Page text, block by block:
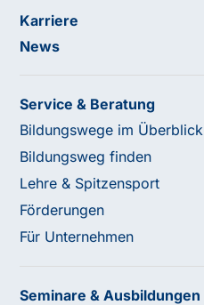
Karriere
News
Service & Beratung
Bildungswege im Überblick
Bildungsweg finden
Lehre & Spitzensport
Förderungen
Für Unternehmen
Seminare & Ausbildungen